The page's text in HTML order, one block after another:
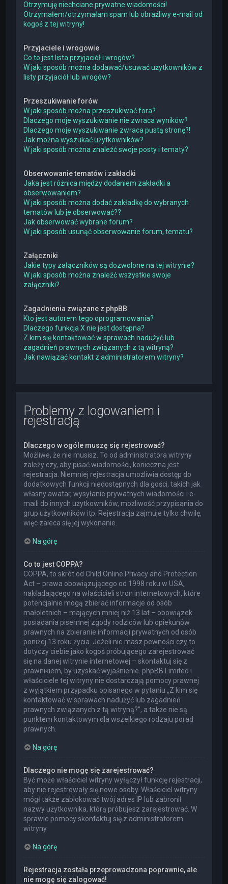
Otrzymuję niechciane prywatne wiadomości!
Otrzymałem/otrzymałam spam lub obraźliwy e-mail od
kogoś z tej witryny!
Przyjaciele i wrogowie
Co to jest lista przyjaciół i wrogów?
W jaki sposób można dodawać/usuwać użytkowników z
listy przyjaciół lub wrogów?
Przeszukiwanie forów
W jaki sposób można przeszukiwać fora?
Dlaczego moje wyszukiwanie nie zwraca wyników?
Dlaczego moje wyszukiwanie zwraca pustą stronę?!
Jak można wyszukać użytkowników?
W jaki sposób można znaleźć swoje posty i tematy?
Obserwowanie tematów i zakładki
Jaka jest różnica między dodaniem zakładki a
obserwowaniem?
W jaki sposób można dodać zakładkę do wybranych
tematów lub je obserwować??
Jak obserwować wybrane forum?
W jaki sposób usunąć obserwowanie forum, tematu?
Załączniki
Jakie typy załączników są dozwolone na tej witrynie?
W jaki sposób można znaleźć wszystkie swoje
załączniki?
Zagadnienia związane z phpBB
Kto jest autorem tego oprogramowania?
Dlaczego funkcja X nie jest dostępna?
Z kim się kontaktować w sprawach nadużyć lub
zagadnień prawnych związanych z tą witryną?
Jak nawiązać kontakt z administratorem witryny?
Problemy z logowaniem i
rejestracją
Dlaczego w ogóle muszę się rejestrować?
Możliwe, że nie musisz. To od administratora witryny
zależy czy, aby pisać wiadomości, konieczna jest
rejestracja. Niemniej rejestracja umożliwia dostęp do
dodatkowych funkcji niedostępnych dla gości, takich jak
własny awatar, wysyłanie prywatnych wiadomości i e-
maili do innych użytkowników, możliwość przypisania do
grup użytkowników itp. Rejestracja zajmuje tylko chwilę,
więc zaleca się jej wykonanie.
Na górę
Co to jest COPPA?
COPPA, to skrót od Child Online Privacy and Protection
Act – prawa obowiązującego od 1998 roku w USA,
nakładającego na właścicieli stron internetowych, które
potencjalnie mogą zbierać informacje od osób
małoletnich – mających mniej niż 13 lat – obowiązek
posiadania pisemnej zgody rodziców lub opiekunów
prawnych na zbieranie informacji prywatnych od osób
poniżej 13 roku życia. Jeżeli nie masz pewności czy to
dotyczy ciebie jako kogoś próbującego zarejestrować
się na danej witrynie internetowej – skontaktuj się z
prawnikiem, by uzyskać wyjaśnienie. phpBB Limited i
właściciele tej witryny nie dostarczają pomocy prawnej
z wyjątkiem przypadku opisanego w pytaniu „Z kim się
kontaktować w sprawach nadużyć lub zagadnień
prawnych związanych z tą witryną?”, a także nie są
punktem kontaktowym dla wszelkiego rodzaju porad
prawnych.
Na górę
Dlaczego nie mogę się zarejestrować?
Być może właściciel witryny wyłączył funkcję rejestracji,
aby nie rejestrowały się nowe osoby. Właściciel witryny
mógł także zablokować twój adres IP lub zabronił
nazwy użytkownika, którą próbujesz zarejestrować. W
sprawie pomocy skontaktuj się z administratorem
witryny.
Na górę
Rejestracja została przeprowadzona poprawnie, ale
nie mogę się zalogować!